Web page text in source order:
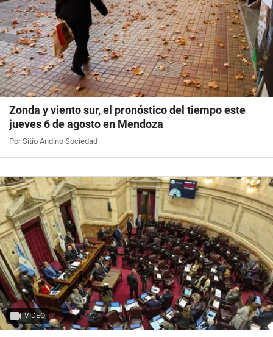
Zonda y viento sur, el pronóstico del tiempo este
jueves 6 de agosto en Mendoza
Por Sitio Andino Sociedad
VIDEO